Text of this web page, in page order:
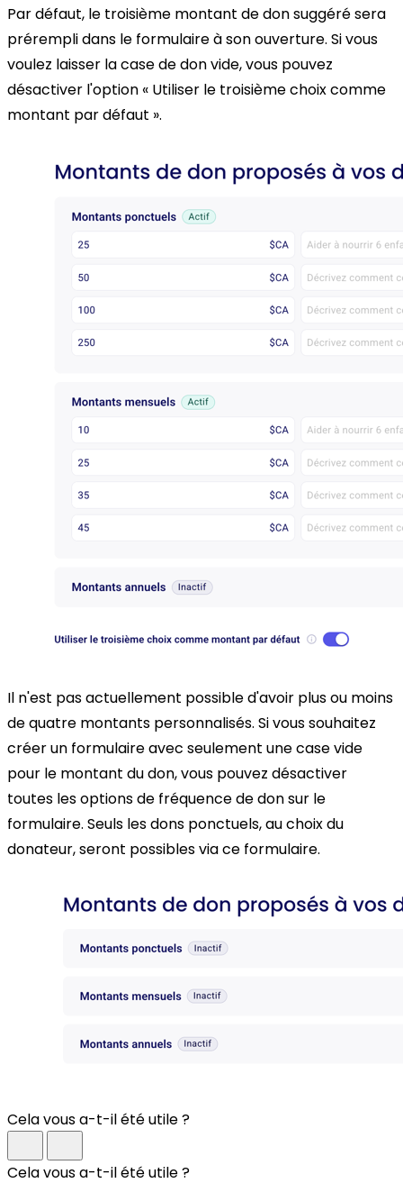
Par défaut, le troisième montant de don suggéré sera
prérempli dans le formulaire à son ouverture. Si vous
voulez laisser la case de don vide, vous pouvez
désactiver l'option « Utiliser le troisième choix comme
montant par défaut ».
Il n'est pas actuellement possible d'avoir plus ou moins
de quatre montants personnalisés. Si vous souhaitez
créer un formulaire avec seulement une case vide
pour le montant du don, vous pouvez désactiver
toutes les options de fréquence de don sur le
formulaire. Seuls les dons ponctuels, au choix du
donateur, seront possibles via ce formulaire.
Cela vous a-t-il été utile ?
Cela vous a-t-il été utile ?